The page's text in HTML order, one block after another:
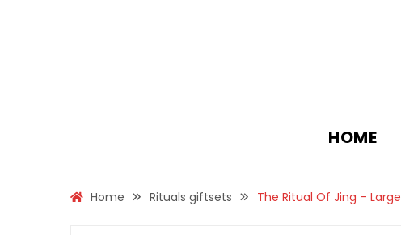
HOME
Home Rituals giftsets The Ritual Of Jing – Large